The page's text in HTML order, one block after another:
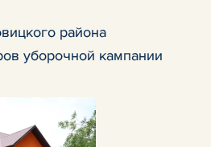
района
уборочной кампании